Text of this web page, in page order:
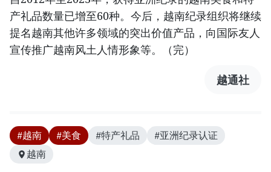
产礼品数量已增至60种。今后，越南纪录组织将继续
提名越南其他许多领域的突出价值产品，向国际友人
宣传推广越南风土人情形象等。（完）
越通社
#越南 #美食 #特产礼品
#亚洲纪录认证
越南